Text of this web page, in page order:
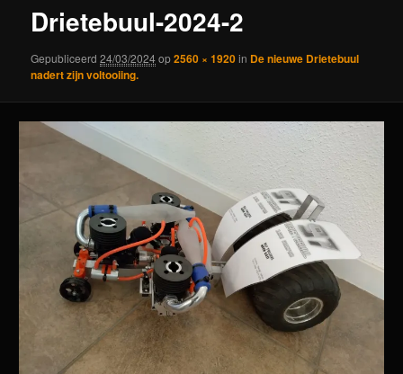
Drietebuul-2024-2
Gepubliceerd24/03/2024op2560 × 1920in De nieuwe Drietebuul
nadert zijn voltooiing.